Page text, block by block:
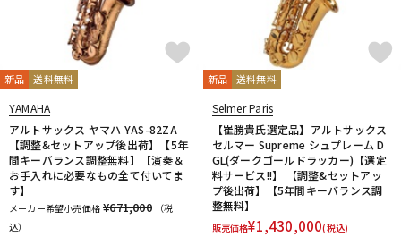
新品 送料無料
YAMAHA
アルトサックス ヤマハ YAS-82ZA
【調整&セットアップ後出荷】【5年
間キーバランス調整無料】【演奏＆
お手入れに必要なもの全て付いてま
す】
メーカー希望小売価格 ¥671,000
（税
込）
新品 送料無料
Selmer Paris
【崔勝貴氏選定品】アルトサックス
セルマー Supreme シュプレーム D
GL(ダークゴールドラッカー)【選定
料サービス!!】 【調整&セットアッ
プ後出荷】【5年間キーバランス調
整無料】
販売価格¥1,430,000(税込)